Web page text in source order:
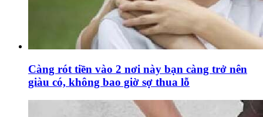
Càng rót tiền vào 2 nơi này bạn càng trở nên
giàu có, không bao giờ sợ thua lỗ